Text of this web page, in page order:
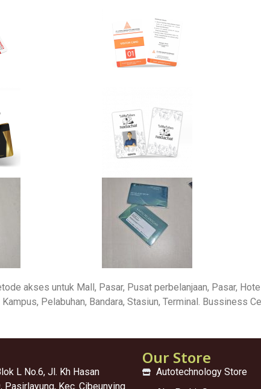
akses untuk Mall, Pasar, Pusat perbelanjaan, Pasar,
Pelabuhan, Bandara, Stasiun, Terminal. Bussiness
L No.6, Jl. Kh Hasan
Pasirlayung, Kec. Cibeunying
Our Store
Autotechnology Store